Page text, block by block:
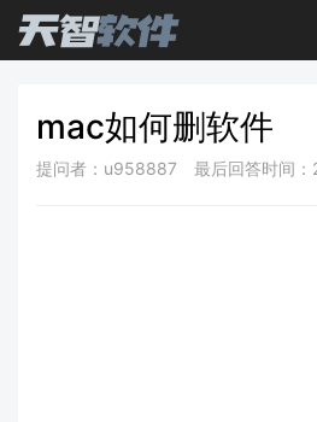
mac如何删软件
提问者：u958887 最后回答时间